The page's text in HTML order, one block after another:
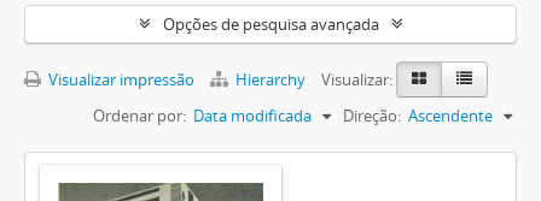
Opções de pesquisa avançada
Visualizar impressão Hierarchy
Visualizar:
Ordenar por: Data modificada Direção: Ascendente